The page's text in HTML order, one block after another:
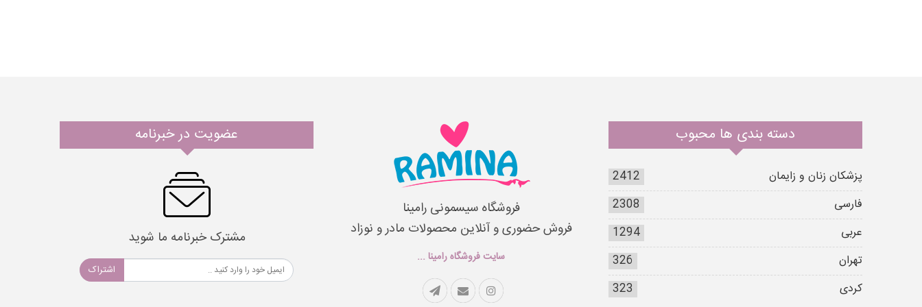
دسته بندی ها محبوب
پزشکان زنان و زایمان
2412
فارسی
2308
عربی
1294
تهران
326
کردی
323
فروشگاه سیسمونی رامینا
فروش حضوری و آنلاین محصولات مادر و نوزاد
سایت فروشگاه رامینا ...
عضویت در خبرنامه
مشترک خبرنامه ما شوید
اشتراک